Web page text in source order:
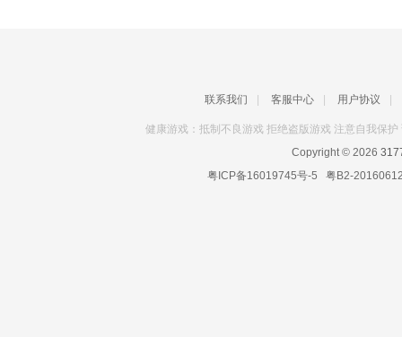
联系我们 客服中心 用户协议
健康游戏：抵制不良游戏 拒绝盗版游戏 注意自我保
Copyright © 2026
粤ICP备16019745号-5 粤B2-